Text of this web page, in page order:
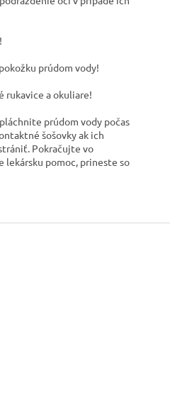
prúdom vody!
rukavice a okuliare!
prúdom vody počas
šošovky ak ich
Pokračujte vo
pomoc, prineste so